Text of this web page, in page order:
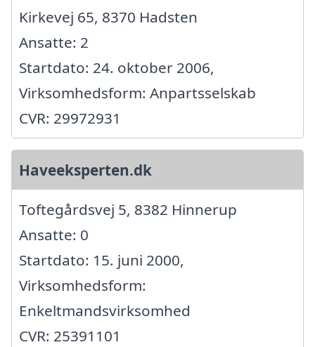
Kirkevej 65, 8370 Hadsten
Ansatte: 2
Startdato: 24. oktober 2006,
Virksomhedsform: Anpartsselskab
CVR: 29972931
Haveeksperten.dk
Toftegårdsvej 5, 8382 Hinnerup
Ansatte: 0
Startdato: 15. juni 2000,
Virksomhedsform:
Enkeltmandsvirksomhed
CVR: 25391101